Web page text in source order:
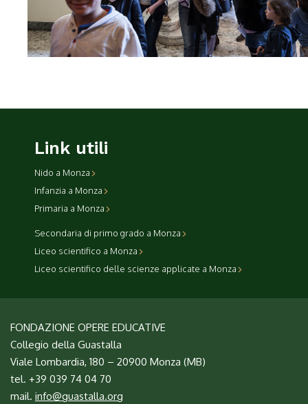
Link utili
Nido a Monza
Infanzia a Monza
Primaria a Monza
Secondaria di primo grado a Monza
Liceo scientifico a Monza
Liceo scientifico delle scienze applicate a Monza
FONDAZIONE OPERE EDUCATIVE
Collegio della Guastalla
Viale Lombardia, 180 – 20900 Monza (MB)
tel. +39 039 74 04 70
mail. info@guastalla.org